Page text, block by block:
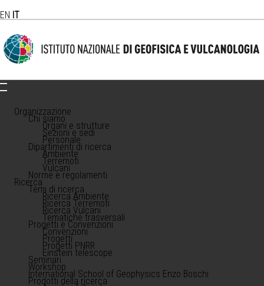
EN IT
Organizzazione
Chi siamo
Organi e strutture
Sezioni e sedi
Personale
Dipartimenti di ricerca
Ambiente
Terremoti
Vulcani
Norme e regolamenti
Ricerca
Temi di ricerca
Ricerca Ambiente
Ricerca Terremoti
Ricerca Vulcani
Tematiche trasversali
Progetti e Convenzioni
Convenzioni
Progetti
Progetti PNRR
Einstein telescope
Seminari
Workshop
International School of Geophysics Enzo Boschi
Prodotti della ricerca